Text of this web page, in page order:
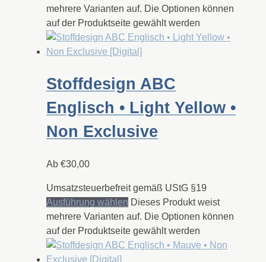
mehrere Varianten auf. Die Optionen können
auf der Produktseite gewählt werden
Stoffdesign ABC
Englisch • Light Yellow •
Non Exclusive
Ab €30,00
Umsatzsteuerbefreit gemäß UStG §19
Ausführung wählen Dieses Produkt weist
mehrere Varianten auf. Die Optionen können
auf der Produktseite gewählt werden